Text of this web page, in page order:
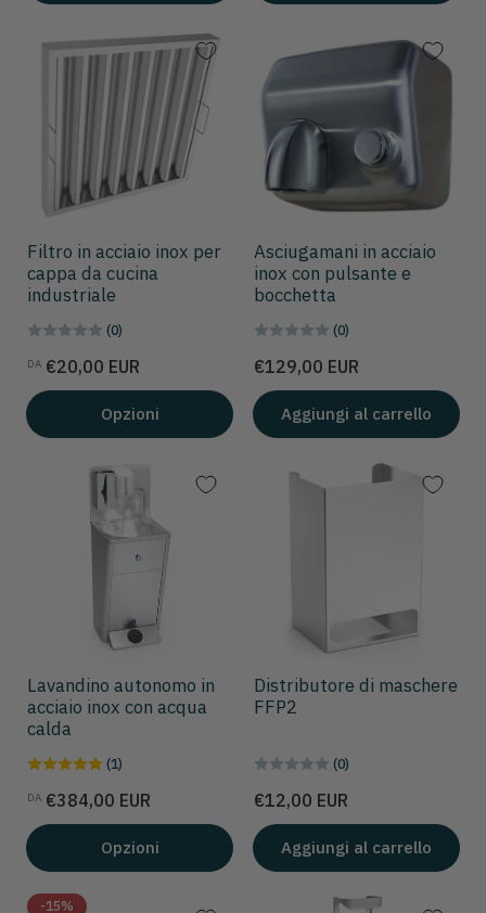
Filtro in acciaio inox per
cappa da cucina
industriale
(0)
Prezzo
DA €20,00 EUR
Opzioni
Asciugamani in acciaio
inox con pulsante e
bocchetta
(0)
Prezzo
€129,00 EUR
Aggiungi al carrello
Lavandino autonomo in
acciaio inox con acqua
calda
(1)
Prezzo
DA €384,00 EUR
Opzioni
Distributore di maschere
FFP2
(0)
Prezzo
€12,00 EUR
Aggiungi al carrello
-15%